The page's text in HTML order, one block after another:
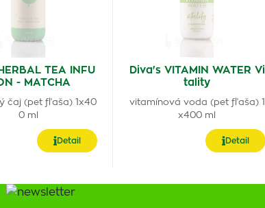
TEA INFU
- MATCHA
čaj (pet fľaša) 1x40
0 ml
Detail
Diva's VITAMIN WATER Vi
tality
vitamínová voda (pet fľaša) 1
x400 ml
Detail